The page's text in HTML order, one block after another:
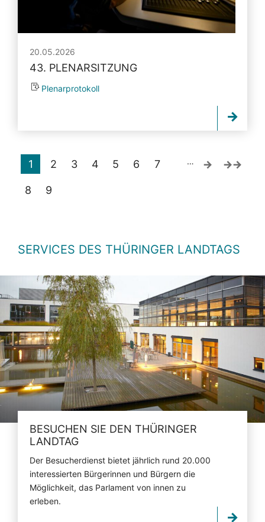
20.05.2026
43. PLENARSITZUNG
Plenarprotokoll
1 2 3 4 5 6 7
8 9
…
SERVICES DES THÜRINGER LANDTAGS
BESUCHEN SIE DEN THÜRINGER
LANDTAG
Der Besucherdienst bietet jährlich rund 20.000
interessierten Bürgerinnen und Bürgern die
Möglichkeit, das Parlament von innen zu
erleben.